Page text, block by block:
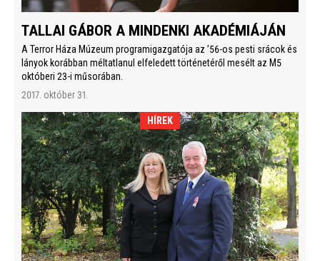
TALLAI GÁBOR A MINDENKI AKADÉMIÁJÁN
A Terror Háza Múzeum programigazgatója az ’56-os pesti srácok és
lányok korábban méltatlanul elfeledett történetéről mesélt az M5
októberi 23-i műsorában.
2017. október 31.
HÍREK